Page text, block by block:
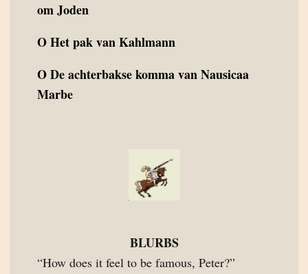
om Joden
OHet pak van Kahlmann
ODe achterbakse komma van Nausicaa
Marbe
BLURBS
“How does it feel to be famous, Peter?”